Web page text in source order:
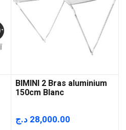
BIMINI 2 Bras aluminium
150cm Blanc
28,000.00 د.ج